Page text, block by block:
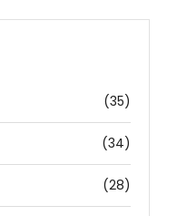
(35)
(34)
(28)